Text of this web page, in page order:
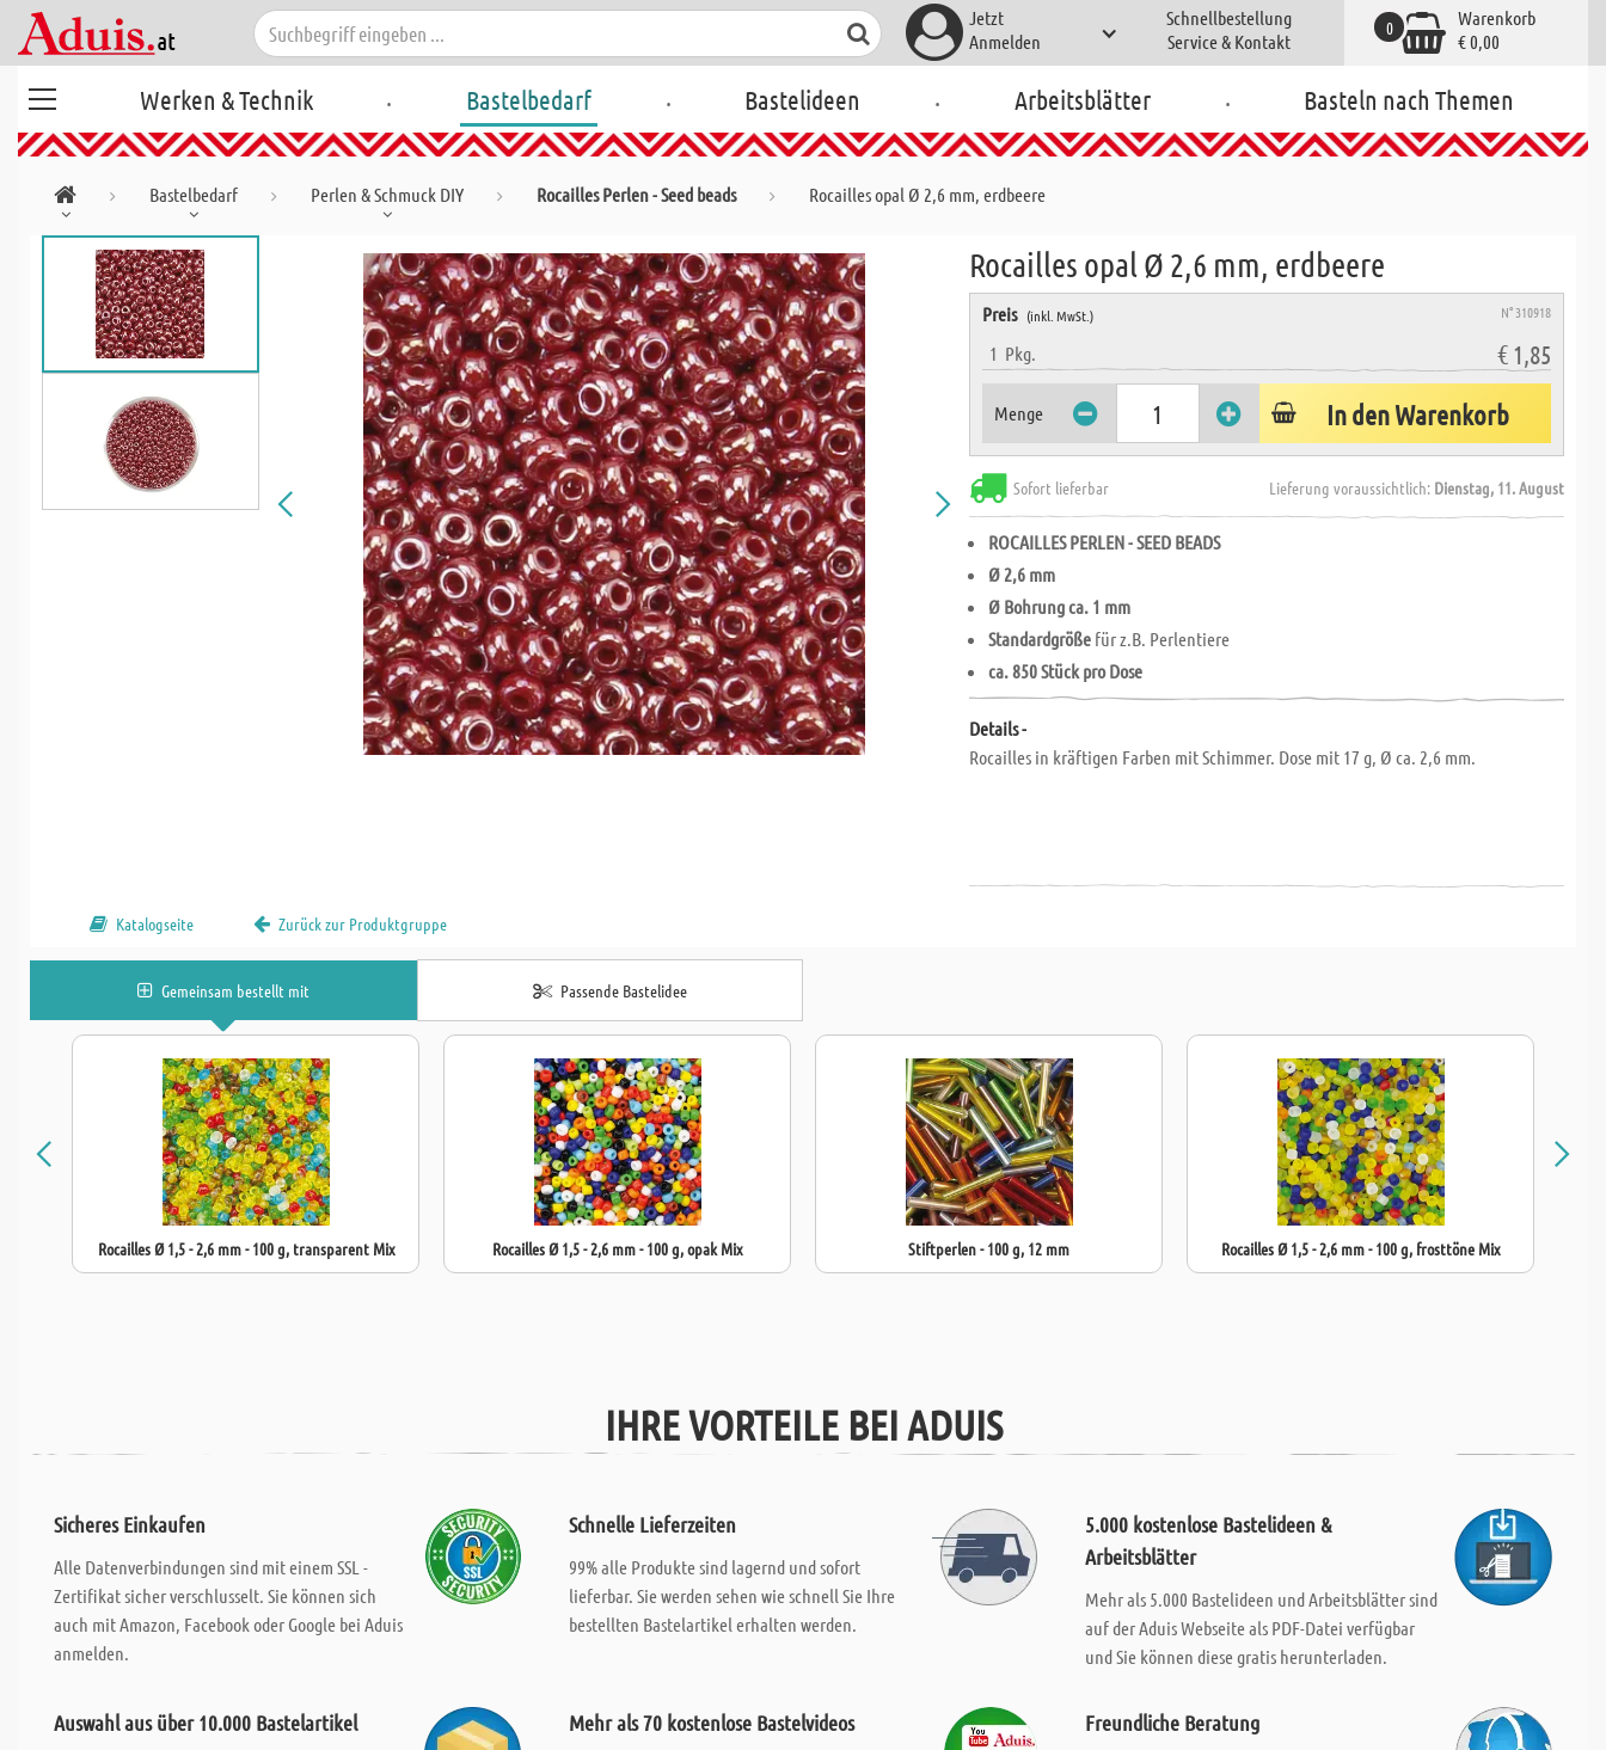
Jetzt
Anmelden
Schnellbestellung
Service & Kontakt
Warenkorb
€ 0,00
0
Werken & Technik . Bastelbedarf . Bastelideen . Arbeitsblätter . Basteln nach Themen
Bastelbedarf Perlen & Schmuck DIY Rocailles Perlen - Seed beads Rocailles opal Ø 2,6 mm, erdbeere
Rocailles opal Ø 2,6 mm, erdbeere
Preis (inkl. MwSt.) N° 310918
1 Pkg. € 1,85
Menge In den Warenkorb
Sofort lieferbar Lieferung voraussichtlich: Dienstag, 11. August
ROCAILLES PERLEN - SEED BEADS
Ø 2,6 mm
Ø Bohrung ca. 1 mm
Standardgröße für z.B. Perlentiere
ca. 850 Stück pro Dose
Details -
Rocailles in kräftigen Farben mit Schimmer. Dose mit 17 g, Ø ca. 2,6 mm.
Katalogseite Zurück zur Produktgruppe
Gemeinsam bestellt mit Passende Bastelidee
Rocailles Ø 1,5 - 2,6 mm - 100 g, transparent Mix Rocailles Ø 1,5 - 2,6 mm - 100 g, opak Mix Stiftperlen - 100 g, 12 mm Rocailles Ø 1,5 - 2,6 mm - 100 g, frosttöne Mix
IHRE VORTEILE BEI ADUIS
Sicheres Einkaufen
Alle Datenverbindungen sind mit einem SSL -
Zertifikat sicher verschlusselt. Sie können sich
auch mit Amazon, Facebook oder Google bei Aduis
anmelden.
Schnelle Lieferzeiten
99% alle Produkte sind lagernd und sofort
lieferbar. Sie werden sehen wie schnell Sie Ihre
bestellten Bastelartikel erhalten werden.
5.000 kostenlose Bastelideen &
Arbeitsblätter
Mehr als 5.000 Bastelideen und Arbeitsblätter sind
auf der Aduis Webseite als PDF-Datei verfügbar
und Sie können diese gratis herunterladen.
Auswahl aus über 10.000 Bastelartikel Mehr als 70 kostenlose Bastelvideos Freundliche Beratung